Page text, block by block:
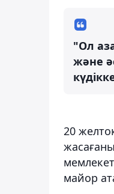
"Ол
және
20
майор